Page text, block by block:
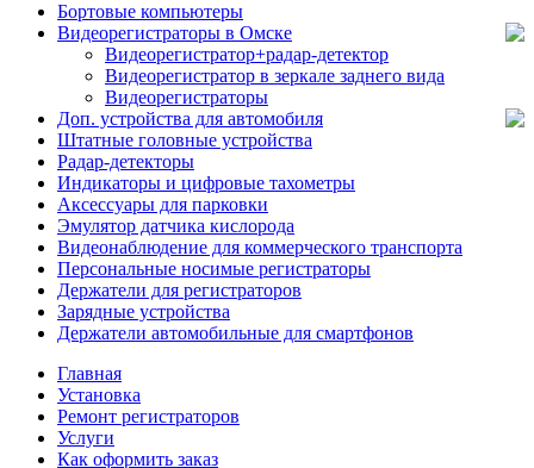
Бортовые компьютеры
Видеорегистраторы в Омске
Видеорегистратор+радар-детектор
Видеорегистратор в зеркале заднего вида
Видеорегистраторы
Доп. устройства для автомобиля
Штатные головные устройства
Радар-детекторы
Индикаторы и цифровые тахометры
Аксессуары для парковки
Эмулятор датчика кислорода
Видеонаблюдение для коммерческого транспорта
Персональные носимые регистраторы
Держатели для регистраторов
Зарядные устройства
Держатели автомобильные для смартфонов
Главная
Установка
Ремонт регистраторов
Услуги
Как оформить заказ